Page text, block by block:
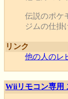
伝説のポケ
ジムの仕掛
リンク
他の人のレ
Wiiリモコン専用